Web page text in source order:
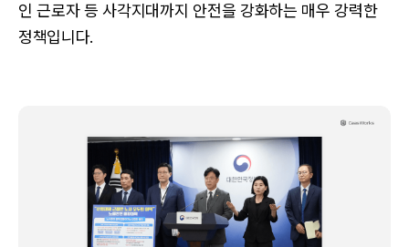
인 근로자 등 사각지대까지 안전을 강화하는 매우 강력한
정책입니다.